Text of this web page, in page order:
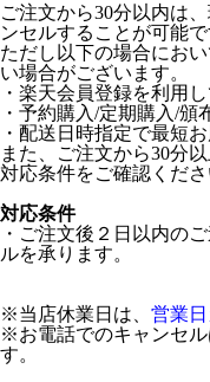
ご注文から30分以内は
ンセルすることが可能で
ただし以下の場合にお
い場合がございます。
・楽天会員登録を利用
・予約購入/定期購入/頒
・配送日時指定で最短
また、ご注文から30分
対応条件をご確認くださ
対応条件
・ご注文後２日以内の
ルを承ります。
※当店休業日は、 営業
※お電話でのキャンセル
す。